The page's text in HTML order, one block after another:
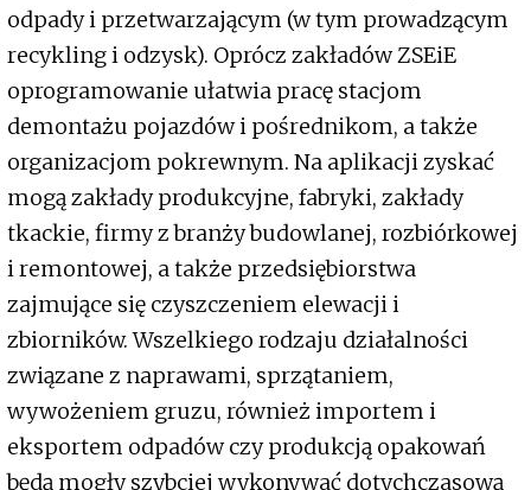
odpady i przetwarzającym (w tym prowadzącym
recykling i odzysk). Oprócz zakładów ZSEiE
oprogramowanie ułatwia pracę stacjom
demontażu pojazdów i pośrednikom, a także
organizacjom pokrewnym. Na aplikacji zyskać
mogą zakłady produkcyjne, fabryki, zakłady
tkackie, firmy z branży budowlanej, rozbiórkowej
i remontowej, a także przedsiębiorstwa
zajmujące się czyszczeniem elewacji i
zbiorników. Wszelkiego rodzaju działalności
związane z naprawami, sprzątaniem,
wywożeniem gruzu, również importem i
eksportem odpadów czy produkcją opakowań
będą mogły szybciej wykonywać dotychczasową